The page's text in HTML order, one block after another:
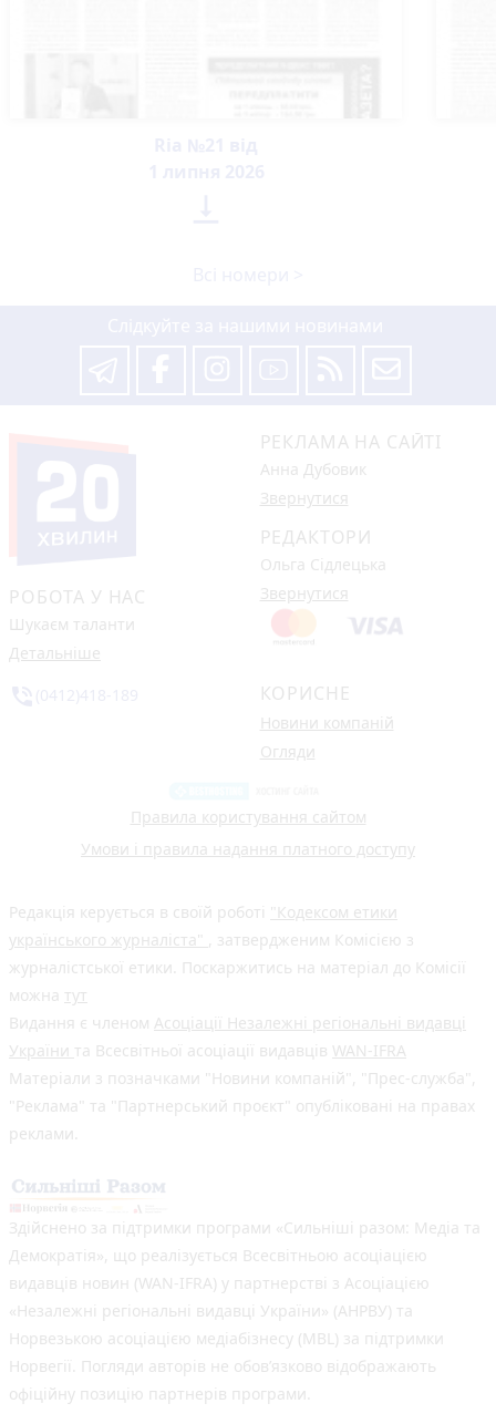
РОБОТА У НАС
Шукаєм таланти
Детальніше
РЕКЛАМА НА САЙТІ
Анна Дубовик
Звернутися
РЕДАКТОРИ
Ольга Сідлецька
Звернутися
КОРИСНЕ
Новини компаній
Огляди
Правила користування сайтом
Умови і правила надання платного доступу
Редакція керується в своїй роботі "Кодексом етики
українського журналіста" , затвердженим Комісією з
журналістської етики. Поскаржитись на матеріал до Комісії
можна тут
Видання є членом Асоціації Незалежні регіональні видавці
України та Всесвітньої асоціації видавців WAN-IFRA
Матеріали з позначками "Новини компаній", "Прес-служба",
"Реклама" та "Партнерський проєкт" опубліковані на правах
реклами.
Здійснено за підтримки програми «Сильніші разом: Медіа та
Демократія», що реалізується Всесвітньою асоціацією
видавців новин (WAN-IFRA) у партнерстві з Асоціацією
«Незалежні регіональні видавці України» (АНРВУ) та
Норвезькою асоціацією медіабізнесу (MBL) за підтримки
Норвегії. Погляди авторів не обов’язково відображають
офіційну позицію партнерів програми.